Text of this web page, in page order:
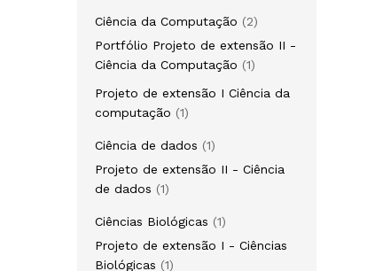
Ciência da Computação
22
produtos
Portfólio Projeto de extensão II -
Ciência da Computação
11
Projeto de extensão I Ciência da
computação
11
Ciência de dados
11
produto
Projeto de extensão II - Ciência
de dados
11
Ciências Biológicas
11
produto
Projeto de extensão I - Ciências
Biológicas
11